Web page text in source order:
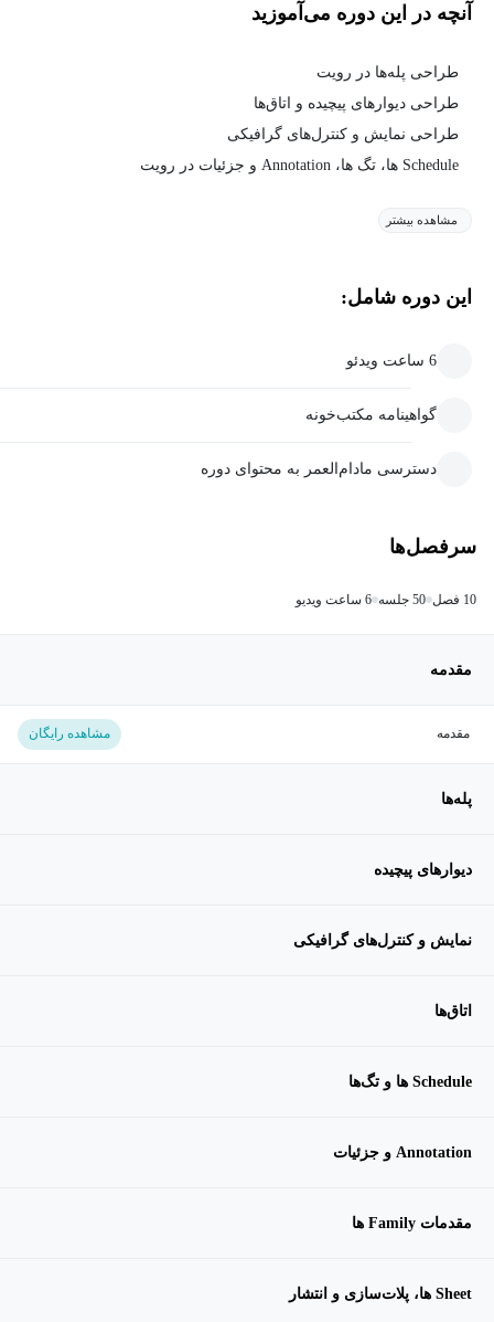
آنچه در این دوره می‌آموزید
طراحی پله‌ها در رویت
طراحی دیوارهای پیچیده و اتاق‌ها
طراحی نمایش و کنترل‌های گرافیکی
Schedule ها، تگ ها، Annotation و جزئیات در رویت
مشاهده بیشتر
این دوره شامل:
6 ساعت ویدئو
گواهینامه مکتب‌خونه
دسترسی مادام‌العمر به محتوای دوره
سرفصل‌ها
10 فصل 50 جلسه 6 ساعت ویدیو
مقدمه
مقدمه مشاهده رایگان
پله‌ها
دیوارهای پیچیده
نمایش و کنترل‌های گرافیکی
اتاق‌ها
Schedule ها و تگ‌ها
Annotation و جزئیات
مقدمات Family ها
Sheet ها، پلات‌سازی و انتشار